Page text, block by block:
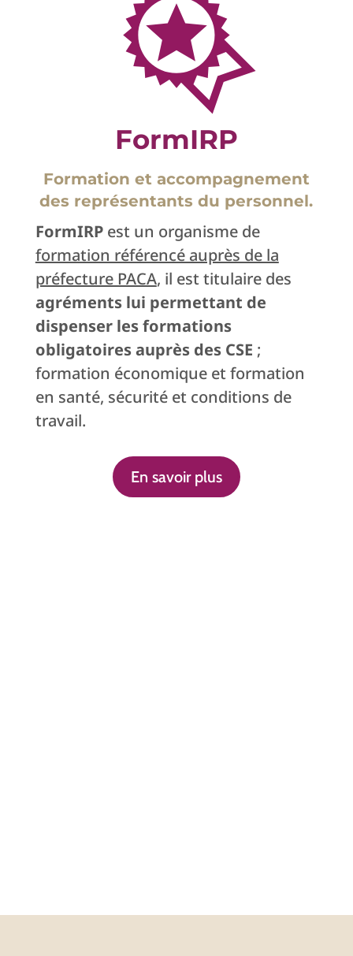
FormIRP
Formation et accompagnement
des représentants du personnel.
FormIRPest un organisme de
formation référencé auprès de la
préfecture PACA, il est titulaire des
agréments lui permettant de
dispenser les formations
obligatoires auprès des CSE ;
formation économique et formation
en santé, sécurité et conditions de
travail.
En savoir plus